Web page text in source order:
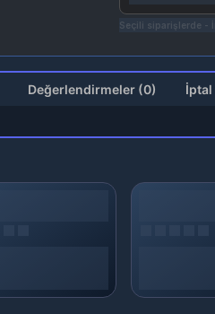
Seçili siparişlerde -
Değerlendirmeler (0) İptal